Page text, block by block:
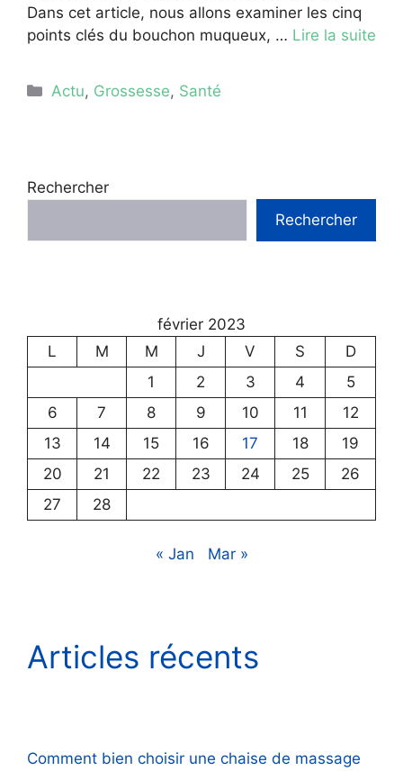
Dans cet article, nous allons examiner les cinq
points clés du bouchon muqueux, … Lire la suite
Catégories
Actu, Grossesse, Santé
Rechercher
Rechercher
février 2023
L
M M J V S
D
1
2 3 4
5
6
7 8 9 10 11
12
13
14 15 16 17 18
19
20
21 22 23 24 25
26
27
28
« Jan Mar »
Articles récents
Comment bien choisir une chaise de massage